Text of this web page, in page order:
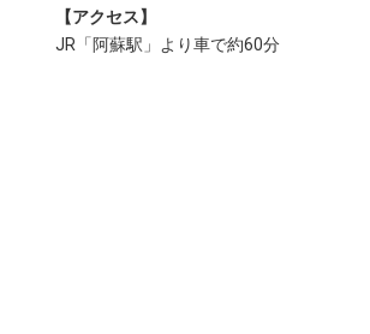
【アクセス】
JR「阿蘇駅」より車で約60分